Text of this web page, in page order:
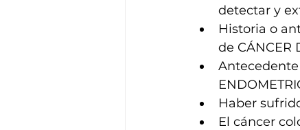
detectar y
Historia o
de CÁNCER
Antecedente
Haber
El cáncer